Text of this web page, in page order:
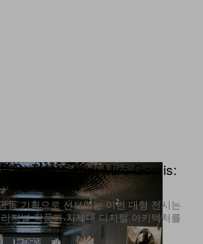
공개
동 기획으로 선보이는 이번 대형 전시는
지널 작품과 차세대 디지털 아키텍처를
899